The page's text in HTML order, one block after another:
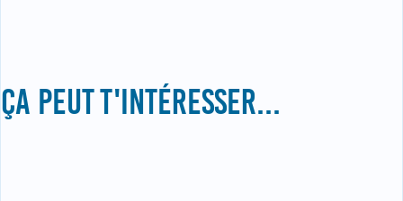
ÇA PEUT T'INTÉRESSER...